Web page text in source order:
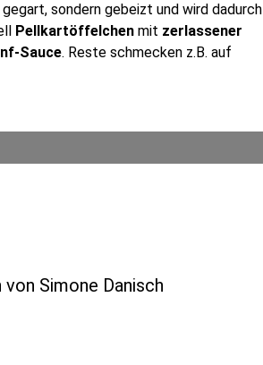
sondern gebeizt und wird dadurch
Pellkartöffelchen mit zerlassener
Sauce. Reste schmecken z.B. auf
Simone Danisch